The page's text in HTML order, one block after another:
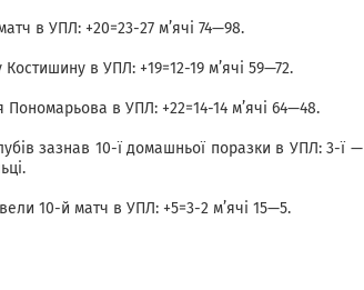
в УПЛ: +20=23-27 м’ячі 74—98.
в УПЛ: +19=12-19 м’ячі 59—72.
Пономарьова в УПЛ: +22=14-14 м’ячі 64—48.
зазнав 10-ї домашньої поразки в УПЛ: 3-ї —
10-й матч в УПЛ: +5=3-2 м’ячі 15—5.